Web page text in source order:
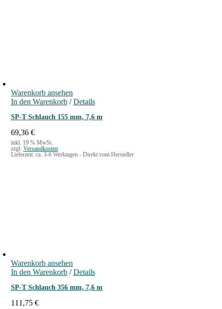
Warenkorb ansehen
In den Warenkorb / Details
SP-T Schlauch 155 mm, 7,6 m
69,36 €
inkl. 19 % MwSt.
zzgl. Versandkosten
Lieferzeit: ca. 3-6 Werktagen - Direkt vom Hersteller
Warenkorb ansehen
In den Warenkorb / Details
SP-T Schlauch 356 mm, 7,6 m
111,75 €